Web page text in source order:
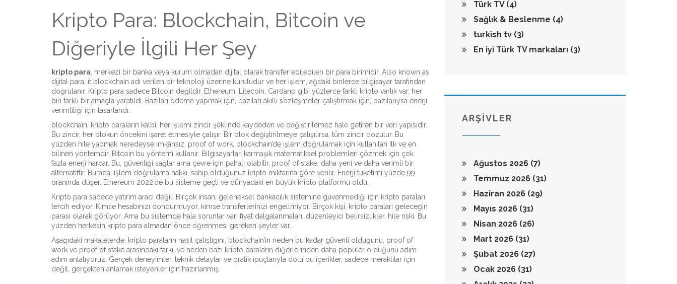
Kripto Para: Blockchain, Bitcoin ve
Diğeriyle İlgili Her Şey
kripto para merkezi bir banka veya kurum olmadan dijital olarak transfer edilebilen bir para birimidir. Also known as
dijital para , it blockchain adı verilen bir teknoloji üzerine kuruludur ve her işlem, ağdaki binlerce bilgisayar tarafından
doğrulanır. Kripto para sadece Bitcoin değildir. Ethereum, Litecoin, Cardano gibi yüzlerce farklı kripto varlık var, her
biri farklı bir amaçla yaratıldı. Bazıları ödeme yapmak için, bazıları akıllı sözleşmeler çalıştırmak için, bazılarıysa enerji
verimliliği için tasarlandı.
blockchain
kripto paraların kalbi, her işlemi zincir şeklinde kaydeden ve değiştirilemez hale getiren bir veri yapısıdır.
Bu zincir, her blokun öncekini işaret etmesiyle çalışır. Bir blok değiştirilmeye çalışılırsa, tüm zincir bozulur. Bu
yüzden hile yapmak neredeyse imkânsız. proof of work blockchain’de işlem doğrulamak için kullanılan ilk ve en
bilinen yöntemdir. Bitcoin bu yöntemi kullanır. Bilgisayarlar, karmaşık matematiksel problemleri çözmek için çok
fazla enerji harcar. Bu, güvenliği sağlar ama çevre için pahalı olabilir. proof of stake daha yeni ve daha verimli bir
alternatiftir. Burada, işlem doğrulama hakkı, sahip olduğunuz kripto miktarına göre verilir. Enerji tüketimi yüzde 99
oranında düşer. Ethereum 2022’de bu sisteme geçti ve dünyadaki en büyük kripto platformu oldu.
Kripto para sadece yatırım aracı değil. Birçok insan, geleneksel bankacılık sistemine güvenmediği için kripto paraları
tercih ediyor. Kimse hesabınızı dondurmuyor, kimse transferlerinizi engellmiyor. Birçok kişi, kripto paraları geleceğin
parası olarak görüyor. Ama bu sistemde hala sorunlar var: fiyat dalgalanmaları, düzenleyici belirsizlikler, hile riski. Bu
yüzden herkesin kripto para almadan önce öğrenmesi gereken şeyler var.
Aşağıdaki makalelerde, kripto paraların nasıl çalıştığını, blockchain’in neden bu kadar güvenli olduğunu, proof of
work ve proof of stake arasındaki farkı, ve neden bazı kripto paraların diğerlerinden daha popüler olduğunu adım
adım anlatıyoruz. Gerçek deneyimler, teknik detaylar ve pratik ipuçlarıyla dolu bu içerikler, sadece meraklılar için
değil, gerçekten anlamak isteyenler için hazırlanmış.
Türk TV (4)
Sağlık & Beslenme (4)
turkish tv (3)
En iyi Türk TV markaları (3)
ARŞİVLER
Ağustos 2026 (7)
Temmuz 2026 (31)
Haziran 2026 (29)
Mayıs 2026 (31)
Nisan 2026 (26)
Mart 2026 (31)
Şubat 2026 (27)
Ocak 2026 (31)